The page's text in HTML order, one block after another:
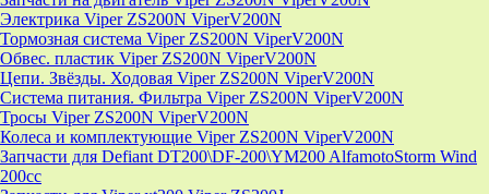
Электрика Viper ZS200N ViperV200N
Тормозная система Viper ZS200N ViperV200N
Обвес. пластик Viper ZS200N ViperV200N
Цепи. Звёзды. Ходовая Viper ZS200N ViperV200N
Система питания. Фильтра Viper ZS200N ViperV200N
Тросы Viper ZS200N ViperV200N
Колеса и комплектующие Viper ZS200N ViperV200N
Запчасти для Defiant DT200\DF-200\YM200 AlfamotoStorm Wind
200cc